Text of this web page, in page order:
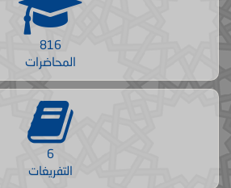
816
المحاضرات
6
التفريغات